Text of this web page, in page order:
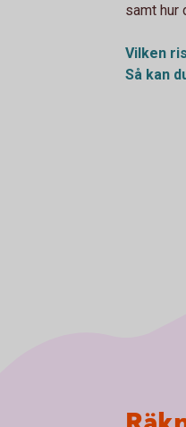
samt hur
Vilken
Så kan